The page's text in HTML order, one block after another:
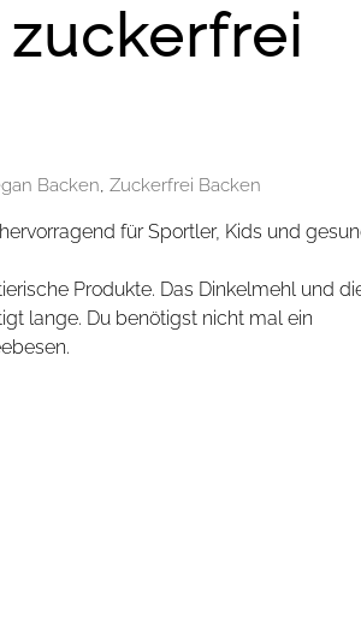
Backen,Zuckerfrei Backen
für Sportler, Kids und
Produkte. Das Dinkelmehl und
lange. Du benötigst nicht mal ein